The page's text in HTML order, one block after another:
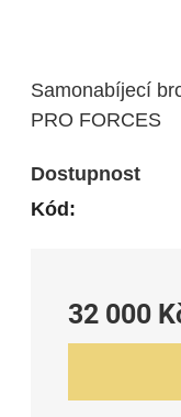
Samonabíjecí
PRO FORCES
Dostupnost
Kód:
32 000
Měrná cena: